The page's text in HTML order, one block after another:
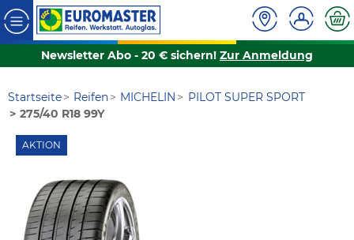
Newsletter Abo - 20 € sichern! Zur Anmeldung
Startseite Reifen MICHELIN
PILOT SUPER SPORT
275/40 R18 99Y
AKTION